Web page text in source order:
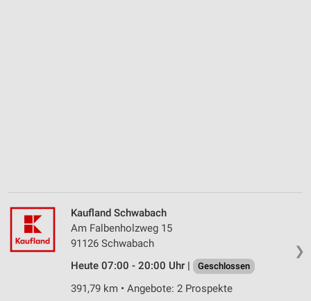
❯
Kaufland Schwabach
Am Falbenholzweg 15
91126 Schwabach
Heute 07:00 - 20:00 Uhr |
Geschlossen
391,79 km • Angebote: 2 Prospekte